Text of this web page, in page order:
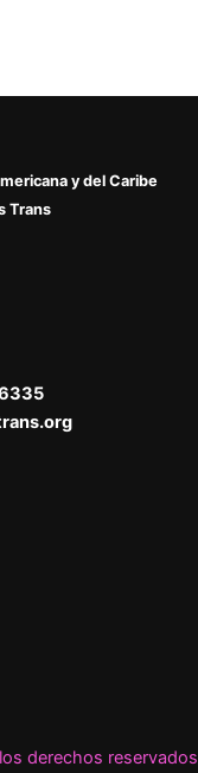
y del Caribe
Trans
derechos reservados